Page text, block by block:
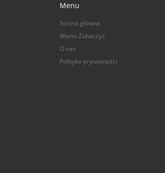
Menu
Strona główna
Warto Zobaczyć
O nas
Polityka prywatności